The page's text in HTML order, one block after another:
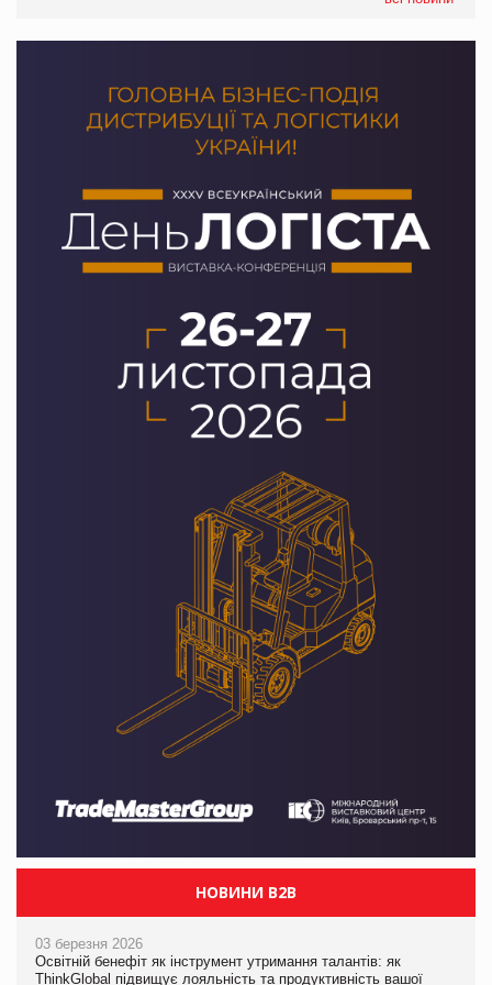
НОВИНИ B2B
03 березня 2026
Освітній бенефіт як інструмент утримання талантів: як
ThinkGlobal підвищує лояльність та продуктивність вашої